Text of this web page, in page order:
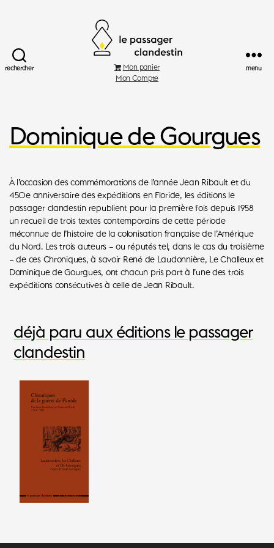
rechercher
Passager
Mon panier
Mon Compte
menu
Dominique de Gourgues
À l’occasion des commémorations de l’année Jean Ribault et du
450e anniversaire des expéditions en Floride, les éditions le
passager clandestin republient pour la première fois depuis 1958
un recueil de trois textes contemporains de cette période
méconnue de l’histoire de la colonisation française de l’Amérique
du Nord. Les trois auteurs – ou réputés tel, dans le cas du troisième
– de ces Chroniques, à savoir René de Laudonnière, Le Challeux et
Dominique de Gourgues, ont chacun pris part à l’une des trois
expéditions consécutives à celle de Jean Ribault.
déjà paru aux éditions le passager
clandestin